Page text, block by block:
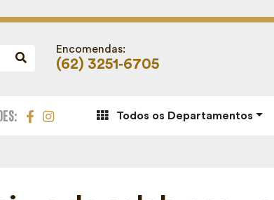
Encomendas:
(62) 3251‑6705
Todos os Departamentos